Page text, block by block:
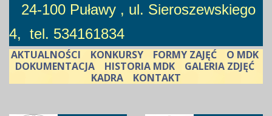
24-100 Puławy , ul. Sieroszewskiego
4, tel. 534161834
AKTUALNOŚCI KONKURSY FORMY ZAJĘĆ
O MDK
DOKUMENTACJA
HISTORIA MDK
GALERIA ZDJĘĆ
KADRA
KONTAKT